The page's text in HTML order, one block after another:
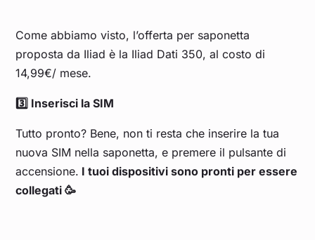
Come abbiamo visto, l’offerta per saponetta
proposta da Iliad è la Iliad Dati 350, al costo di
14,99€/ mese.
3️⃣ Inserisci la SIM
Tutto pronto? Bene, non ti resta che inserire la tua
nuova SIM nella saponetta, e premere il pulsante di
accensione. I tuoi dispositivi sono pronti per essere
collegati 🥳